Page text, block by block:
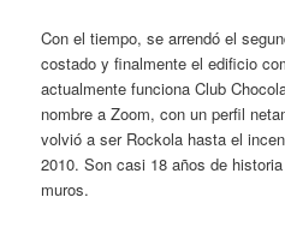
Con el tiempo, se arrendó el
costado y finalmente el edificio
actualmente funciona Club
nombre a Zoom, con un perfil
volvió a ser Rockola hasta el
2010. Son casi 18 años de
muros.